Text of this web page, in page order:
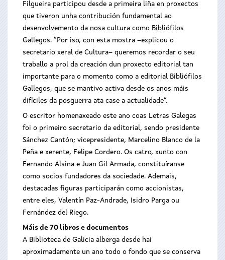
Filgueira participou desde a primeira liña en proxectos
que tiveron unha contribución fundamental ao
desenvolvemento da nosa cultura como Bibliófilos
Gallegos. “Por iso, con esta mostra –explicou o
secretario xeral de Cultura– queremos recordar o seu
traballo a prol da creación dun proxecto editorial tan
importante para o momento como a editorial Bibliófilos
Gallegos, que se mantivo activa desde os anos máis
difíciles da posguerra ata case a actualidade”.
O escritor homenaxeado este ano coas Letras Galegas
foi o primeiro secretario da editorial, sendo presidente
Sánchez Cantón; vicepresidente, Marcelino Blanco de la
Peña e xerente, Felipe Cordero. Os catro, xunto con
Fernando Alsina e Juan Gil Armada, constituíranse
como socios fundadores da sociedade. Ademais,
destacadas figuras participarán como accionistas,
entre eles, Valentín Paz-Andrade, Isidro Parga ou
Fernández del Riego.
Máis de 70 libros e documentos
A Biblioteca de Galicia alberga desde hai
aproximadamente un ano todo o fondo que se conserva